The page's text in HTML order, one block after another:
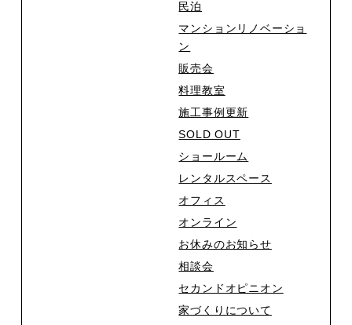
民泊
マンションリノベーショ
ン
販売会
料理教室
施工事例更新
SOLD OUT
ショールーム
レンタルスペース
オフィス
オンライン
お休みのお知らせ
相談会
セカンドオピニオン
家づくりについて